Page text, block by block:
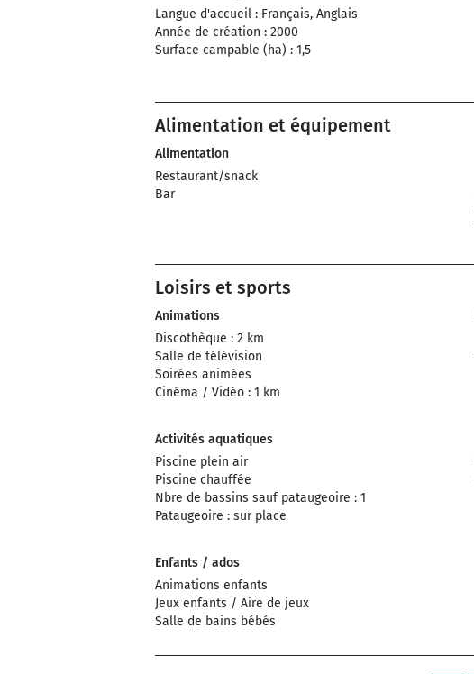
Langue d'accueil : Français, Anglais
Année de création : 2000
Surface campable (ha) : 1,5
Alimentation et équipement
Alimentation
Restaurant/snack
Bar
Loisirs et sports
Animations
Discothèque : 2 km
Salle de télévision
Soirées animées
Cinéma / Vidéo : 1 km
Activités aquatiques
Piscine plein air
Piscine chauffée
Nbre de bassins sauf pataugeoire : 1
Pataugeoire : sur place
Enfants / ados
Animations enfants
Jeux enfants / Aire de jeux
Salle de bains bébés